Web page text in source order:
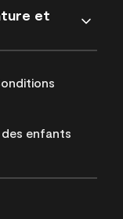
et
enfants